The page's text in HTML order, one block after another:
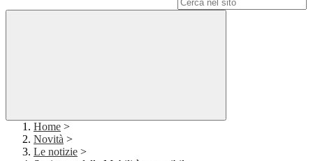
Home >
Novità >
Le notizie >